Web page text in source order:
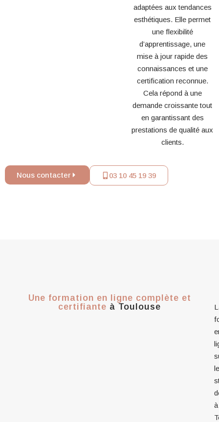
adaptées aux tendances
esthétiques. Elle permet
une flexibilité
d’apprentissage, une
mise à jour rapide des
connaissances et une
certification reconnue.
Cela répond à une
demande croissante tout
en garantissant des
prestations de qualité aux
clients.
Nous contacter 03 10 45 19 39
Une formation en ligne complète et
certifiante à Toulouse
le
à